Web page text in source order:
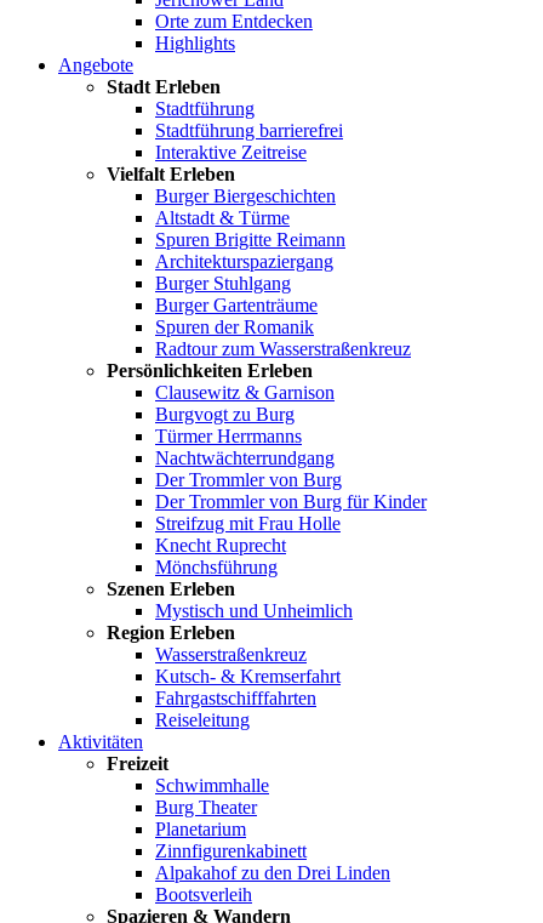
Orte zum Entdecken
Highlights
Angebote
Stadt Erleben
Stadtführung
Stadtführung barrierefrei
Interaktive Zeitreise
Vielfalt Erleben
Burger Biergeschichten
Altstadt & Türme
Spuren Brigitte Reimann
Architekturspaziergang
Burger Stuhlgang
Burger Gartenträume
Spuren der Romanik
Radtour zum Wasserstraßenkreuz
Persönlichkeiten Erleben
Clausewitz & Garnison
Burgvogt zu Burg
Türmer Herrmanns
Nachtwächterrundgang
Der Trommler von Burg
Der Trommler von Burg für Kinder
Streifzug mit Frau Holle
Knecht Ruprecht
Mönchsführung
Szenen Erleben
Mystisch und Unheimlich
Region Erleben
Wasserstraßenkreuz
Kutsch- & Kremserfahrt
Fahrgastschifffahrten
Reiseleitung
Aktivitäten
Freizeit
Schwimmhalle
Burg Theater
Planetarium
Zinnfigurenkabinett
Alpakahof zu den Drei Linden
Bootsverleih
Spazieren & Wandern